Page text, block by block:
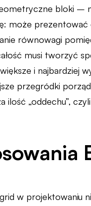
bloki –
może
równowagi
musi tworzyć
i najbardziej
przegródki
ilość „oddechu”,
w projektowaniu